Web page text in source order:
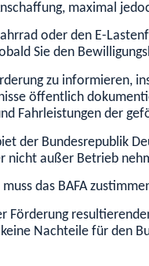
maximal
oder den E-
Sie den
zu informieren,
öffentlich
Fahrleistungen der
der Bundesrepublik
außer Betrieb
das BAFA
Nachteile für den